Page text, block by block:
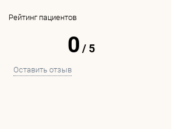
Рейтинг пациентов
0 /5
Оставить отзыв